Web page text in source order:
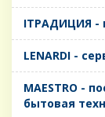
IТРАДИЦИЯ -
LENARDI -
MAESTRO -
бытовая